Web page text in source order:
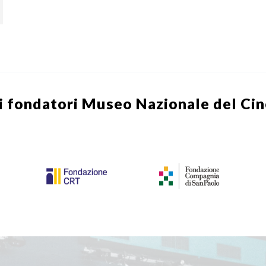
fondatori Museo Nazionale del